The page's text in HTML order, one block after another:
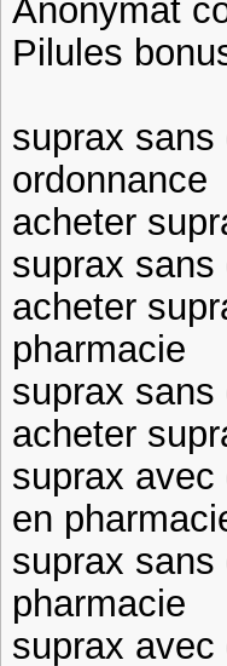
Anonymat
Pilules
suprax sans
ordonnance
acheter
suprax sans
acheter
pharmacie
suprax sans
acheter
suprax avec
en
suprax sans
pharmacie
suprax